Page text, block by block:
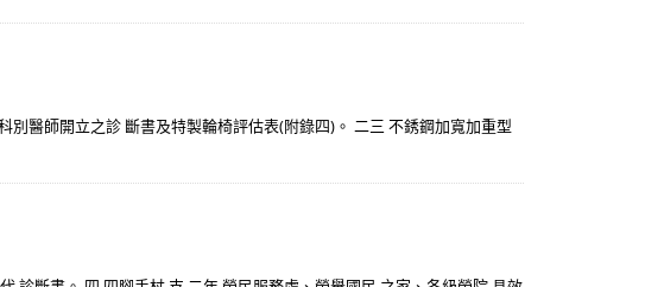
醫師開立之診 斷書及特製輪椅評估表(附錄四)。 二三 不銹鋼加寬加重型